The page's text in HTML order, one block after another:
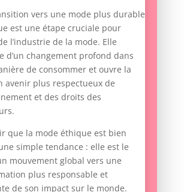
vers une mode plus durable
est une étape cruciale pour
l’industrie de la mode. Elle
d’un changement profond dans
de consommer et ouvre la
avenir plus respectueux de
et des droits des
que la mode éthique est bien
simple tendance : elle est le
mouvement global vers une
plus responsable et
de son impact sur le monde.